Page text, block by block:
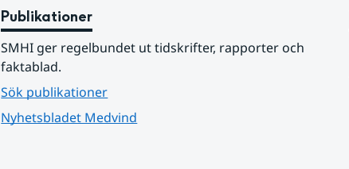
Publikationer
SMHI ger regelbundet ut tidskrifter, rapporter och
faktablad.
Sök publikationer
Nyhetsbladet Medvind